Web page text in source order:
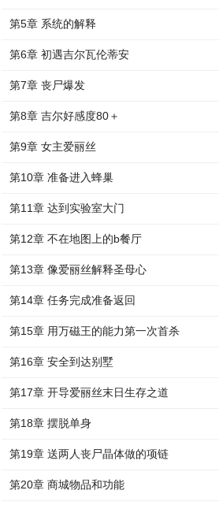
第5章 系统的解释
第6章 初遇吉尔瓦伦蒂安
第7章 丧尸爆发
第8章 吉尔好感度80＋
第9章 女主爱丽丝
第10章 准备进入蜂巢
第11章 达到实验室大门
第12章 不在地图上的b餐厅
第13章 像爱丽丝解释圣母心
第14章 任务完成准备返回
第15章 用万磁王的能力第一次首杀
第16章 安全到达别墅
第17章 开导爱丽丝末日生存之道
第18章 摆脱单身
第19章 送两人丧尸晶体做的项链
第20章 商城物品和功能